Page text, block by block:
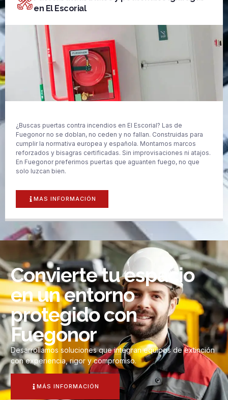
en El Escorial
¿Buscas puertas contra incendios en El Escorial? Las de
Fuegonor no se doblan, no ceden y no fallan. Construidas para
cumplir la normativa europea y española. Montamos marcos
reforzados y bisagras certificadas. Sin improvisaciones ni atajos.
En Fuegonor preferimos puertas que aguanten fuego, no que
solo luzcan bien.
MAS INFORMACIÓN
Convierte tu espacio
en un entorno
protegido con
Fuegonor
Desarrollamos soluciones que integran equipos de extinción
con experiencia, rigor y compromiso.
MÁS INFORMACIÓN